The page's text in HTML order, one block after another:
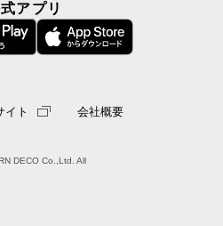
アプリ
イト 会社概要
DECO Co.,Ltd. All